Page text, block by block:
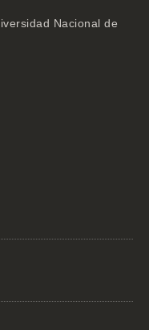
Nacional de